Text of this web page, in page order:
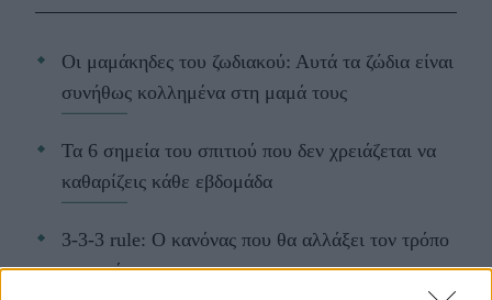
Οι μαμάκηδες του ζωδιακού: Αυτά τα ζώδια είναι
συνήθως κολλημένα στη μαμά τους
Τα 6 σημεία του σπιτιού που δεν χρειάζεται να
καθαρίζεις κάθε εβδομάδα
3-3-3 rule: Ο κανόνας που θα αλλάξει τον τρόπο
που ντύνεσαι